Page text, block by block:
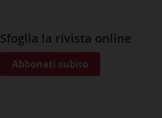
Sfoglia la rivista online
Abbonati subito